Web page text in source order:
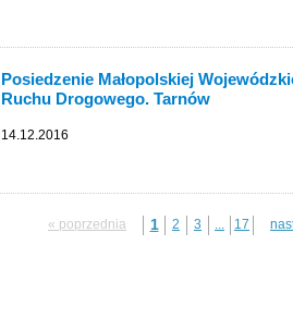
Posiedzenie Małopolskiej
Ruchu Drogowego. Tarnów
14.12.2016
« poprzednia 1 2 3 ... 17